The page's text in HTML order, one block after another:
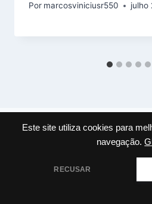
Este site utiliza cookies para
navegação.
RECUSAR
Por marcosviniciusr550 julho
Deixe um
O seu endereço de e-mail não